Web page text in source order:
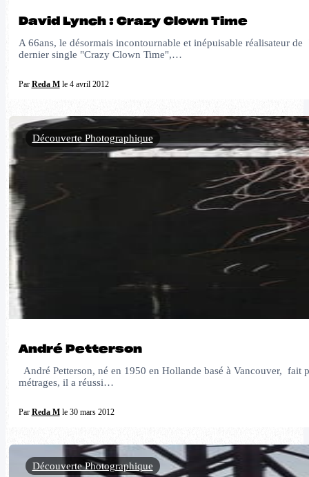
David Lynch : Crazy Clown Time
A 66ans, le désormais incontournable et inépuisable réalisateur
dernier single "Crazy Clown Time",…
Par Reda Mle 4 avril 2012
André Petterson
André Petterson, né en 1950 en Hollande basé à Vancouver, fait
métrages, il a réussi…
Par Reda Mle 30 mars 2012
Découverte Photographique
Découverte Photographique